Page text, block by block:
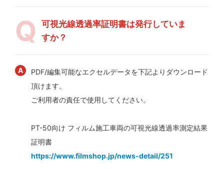
可視光線透過率証明書は発行していま
すか？
PDF/編集可能なエクセルデータを下記よりダウンロード
頂けます。
ご利用者の責任で使用してください。
PT-50向け フィルム施工車両の可視光線透過率測定結果
証明書
https://www.filmshop.jp/news-detail/251